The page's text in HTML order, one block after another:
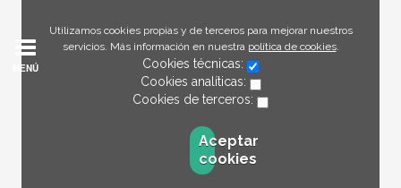
Utilizamos cookies propias y de terceros para mejorar nuestros
servicios. Más información en nuestra política de cookies.
Cookies técnicas:
Cookies analíticas:
Cookies de terceros:
Aceptar
cookies
MENÚ